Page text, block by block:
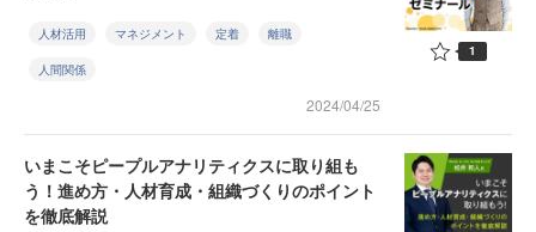
人材活用 マネジメント 定着 離職
人間関係
2024/04/25
1
いまこそピープルアナリティクスに取り組も
う！進め方・人材育成・組織づくりのポイント
を徹底解説